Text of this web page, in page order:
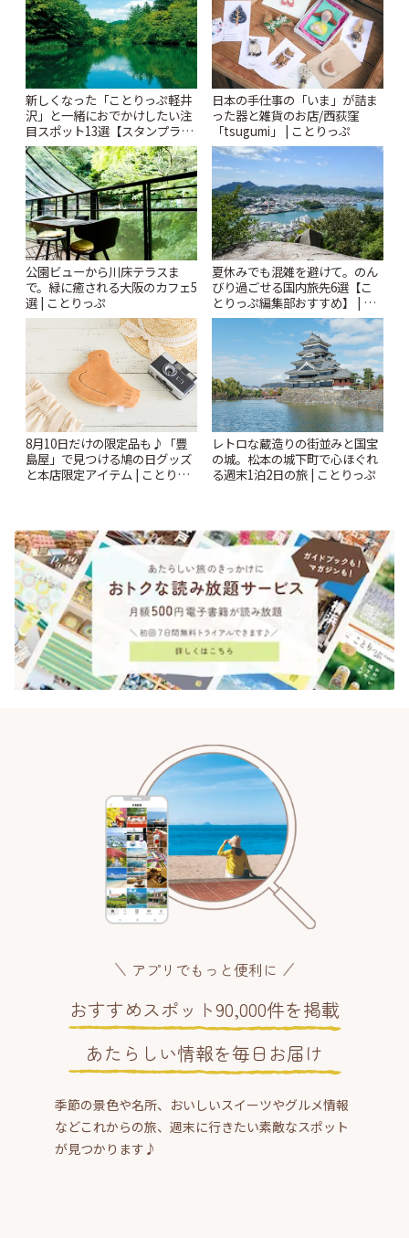
新しくなった「ことりっぷ軽井
沢」と一緒におでかけしたい注
目スポット13選【スタンプラリ
ー開催中】 | ことりっぷ
日本の手仕事の「いま」が詰ま
った器と雑貨のお店/西荻窪
「tsugumi」 | ことりっぷ
公園ビューから川床テラスま
で。緑に癒される大阪のカフェ5
選 | ことりっぷ
夏休みでも混雑を避けて。のん
びり過ごせる国内旅先6選【こ
とりっぷ編集部おすすめ】 | こ
とりっぷ
8月10日だけの限定品も♪「豊
島屋」で見つける鳩の日グッズ
と本店限定アイテム | ことりっ
レトロな蔵造りの街並みと国宝
の城。松本の城下町で心ほぐれ
る週末1泊2日の旅 | ことりっぷ
アプリでもっと便利に
おすすめスポット90,000件を掲載
あたらしい情報を毎日お届け
季節の景色や名所、おいしいスイーツやグルメ情報
などこれからの旅、週末に行きたい素敵なスポット
が見つかります♪